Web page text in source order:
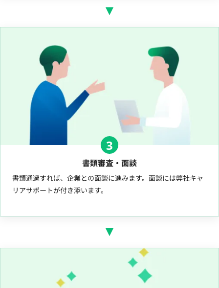
3
書類審査・面談
書類通過すれば、企業との面談に進みます。面談には弊社キャ
リアサポートが付き添います。